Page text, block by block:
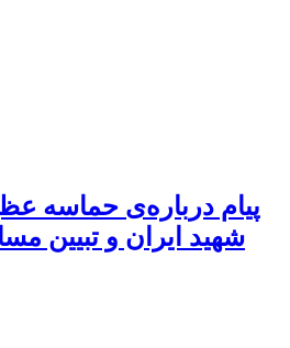
پیام درباره‌ی حماسه
شهید ایران و تبیین